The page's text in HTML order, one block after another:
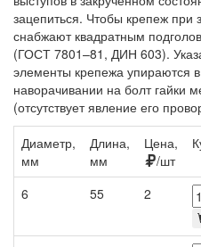
зацепиться. Чтобы крепеж при
снабжают квадратным
(ГОСТ 7801–81, ДИН 603).
элементы крепежа упираются
наворачивании на болт гайки
(отсутствует явление его
Диаметр,
мм
Длина,
мм
Цена,
/шт
6 55 2